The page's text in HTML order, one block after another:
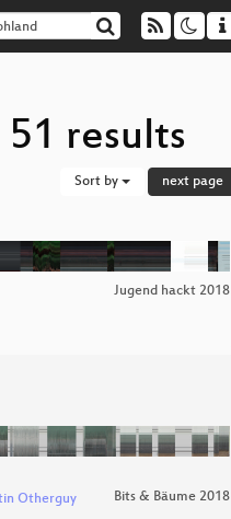
results
Sort by next page
Jugend hackt 2018
Otherguy Bits & Bäume 2018